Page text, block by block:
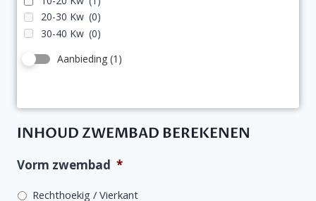
20-30 Kw (0)
30-40 Kw (0)
Aanbieding (1)
INHOUD ZWEMBAD BEREKENEN
Vorm zwembad *
Rechthoekig / Vierkant